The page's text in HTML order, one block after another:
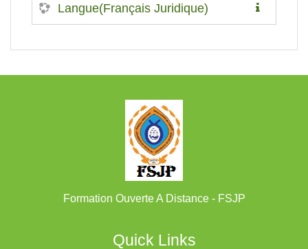
Langue(Français Juridique)
Formation Ouverte A Distance - FSJP
Quick Links